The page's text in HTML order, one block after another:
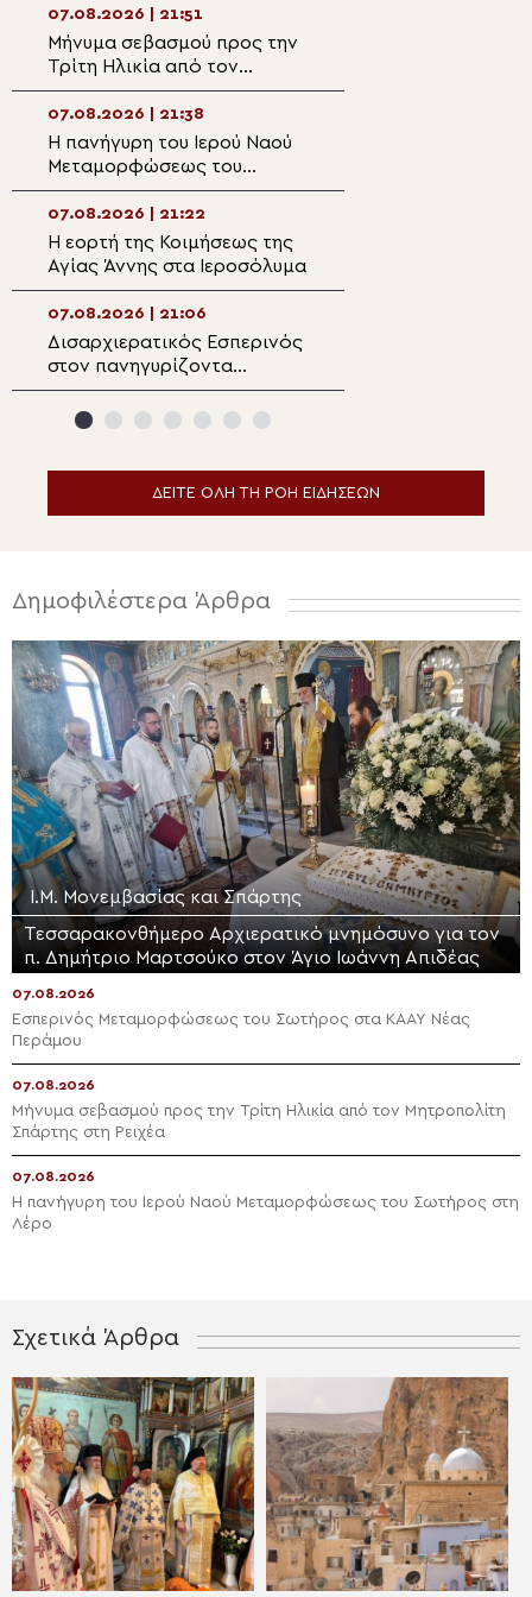
07.08.2026 | 21:51
Μήνυμα σεβασμού προς την
Τρίτη Ηλικία από τον
Μητροπολίτη Σπάρτης στη
Ρειχέα
07.08.2026 | 21:38
Η πανήγυρη του Ιερού Ναού
Μεταμορφώσεως του
Σωτήρος στη Λέρο
07.08.2026 | 21:22
Η εορτή της Κοιμήσεως της
Αγίας Άννης στα Ιεροσόλυμα
07.08.2026 | 21:06
Δισαρχιερατικός Εσπερινός
στον πανηγυρίζοντα
Μητροπολιτικό Ναό της
Μεταμορφώσεως του
ΔΕΙΤΕ ΟΛΗ ΤΗ ΡΟΗ ΕΙΔΗΣΕΩΝ
Δημοφιλέστερα Άρθρα
Ι.Μ. Μονεμβασίας και Σπάρτης
Τεσσαρακονθήμερο Αρχιερατικό μνημόσυνο για τον
π. Δημήτριο Μαρτσούκο στον Άγιο Ιωάννη Απιδέας
07.08.2026
Εσπερινός Μεταμορφώσεως του Σωτήρος στα ΚΑΑΥ Νέας
Περάμου
07.08.2026
Μήνυμα σεβασμού προς την Τρίτη Ηλικία από τον Μητροπολίτη
Σπάρτης στη Ρειχέα
07.08.2026
Η πανήγυρη του Ιερού Ναού Μεταμορφώσεως του Σωτήρος στη
Λέρο
Σχετικά Άρθρα